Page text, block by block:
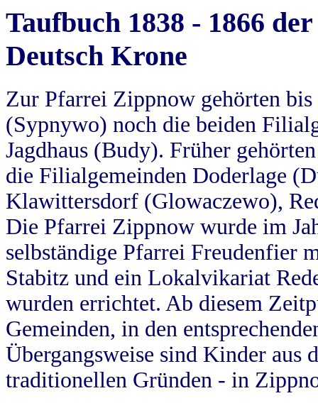
Taufbuch 1838 - 1866
Deutsch Krone
Zur Pfarrei Zippnow gehörten
(Sypnywo) noch die beiden
Jagdhaus (Budy). Früher
die Filialgemeinden Doderlage
Klawittersdorf (Glowaczewo),
Die Pfarrei Zippnow wurde im
selbständige Pfarrei Freudenfier
Stabitz und ein Lokalvikariat
wurden errichtet. Ab diesem
Gemeinden, in den
Übergangsweise sind Kinder aus
traditionellen Gründen - in